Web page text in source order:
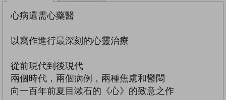
心病還需心藥醫
以寫作進行最深刻的心靈治療
從前現代到後現代
兩個時代，兩個病例，兩種焦慮和鬱悶
向一百年前夏目漱石的《心》的致意之作